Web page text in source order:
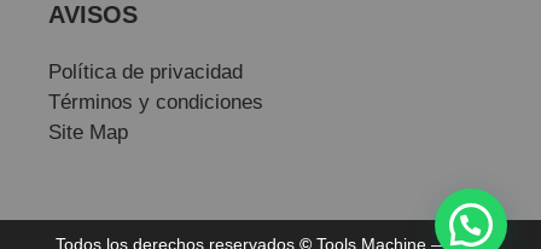
AVISOS
Política de privacidad
Términos y condiciones
Site Map
Todos los derechos reservados © Tools Machine — Sitio